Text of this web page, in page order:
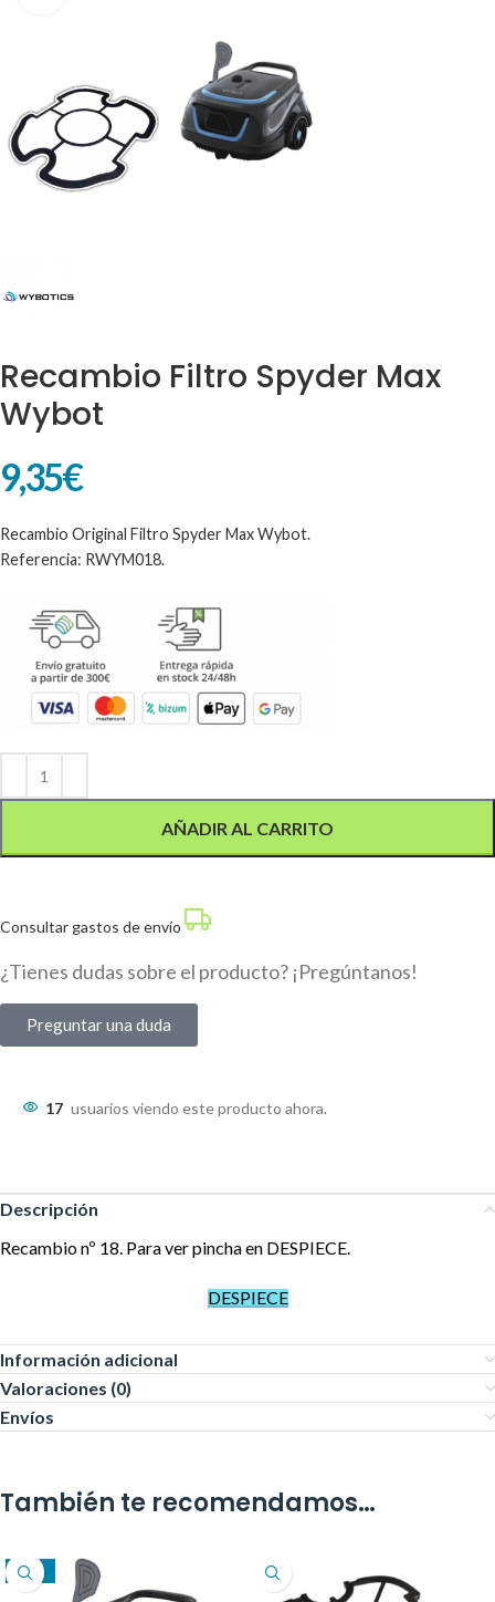
Recambio Filtro Spyder Max
Wybot
9,35€
Recambio Original Filtro Spyder Max Wybot.
Referencia: RWYM018.
AÑADIR AL CARRITO
Consultar gastos de envío
¿Tienes dudas sobre el producto? ¡Pregúntanos!
Preguntar una duda
17 usuarios viendo este producto ahora.
Descripción
Recambio nº 18. Para ver pincha en DESPIECE.
DESPIECE
Información adicional
Valoraciones (0)
Envíos
También te recomendamos…
-17%